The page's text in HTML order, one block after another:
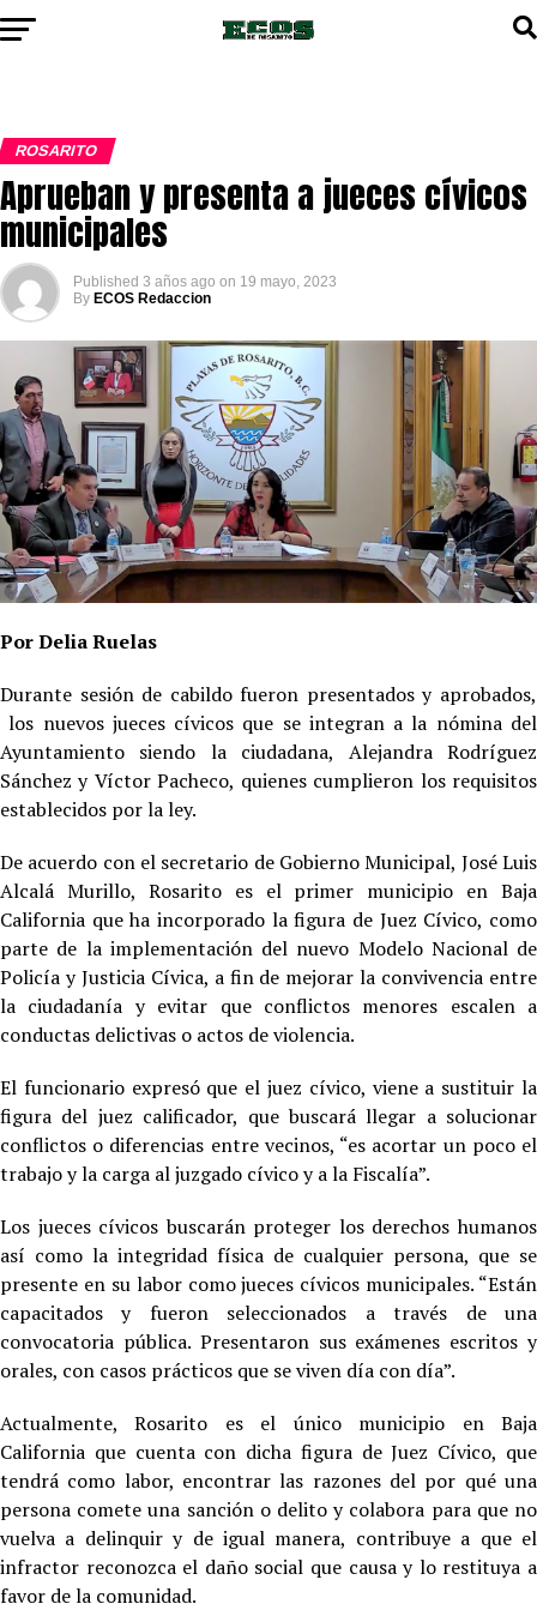
ROSARITO
Aprueban y presenta a jueces cívicos
municipales
Published 3 años ago on 19 mayo, 2023
By ECOS Redaccion
Por Delia Ruelas
Durante sesión de cabildo fueron presentados y aprobados,
los nuevos jueces cívicos que se integran a la nómina del
Ayuntamiento siendo la ciudadana, Alejandra Rodríguez
Sánchez y Víctor Pacheco, quienes cumplieron los requisitos
establecidos por la ley.
De acuerdo con el secretario de Gobierno Municipal, José Luis
Alcalá Murillo, Rosarito es el primer municipio en Baja
California que ha incorporado la figura de Juez Cívico, como
parte de la implementación del nuevo Modelo Nacional de
Policía y Justicia Cívica, a fin de mejorar la convivencia entre
la ciudadanía y evitar que conflictos menores escalen a
conductas delictivas o actos de violencia.
El funcionario expresó que el juez cívico, viene a sustituir la
figura del juez calificador, que buscará llegar a solucionar
conflictos o diferencias entre vecinos, “es acortar un poco el
trabajo y la carga al juzgado cívico y a la Fiscalía”.
Los jueces cívicos buscarán proteger los derechos humanos
así como la integridad física de cualquier persona, que se
presente en su labor como jueces cívicos municipales. “Están
capacitados y fueron seleccionados a través de una
convocatoria pública. Presentaron sus exámenes escritos y
orales, con casos prácticos que se viven día con día”.
Actualmente, Rosarito es el único municipio en Baja
California que cuenta con dicha figura de Juez Cívico, que
tendrá como labor, encontrar las razones del por qué una
persona comete una sanción o delito y colabora para que no
vuelva a delinquir y de igual manera, contribuye a que el
infractor reconozca el daño social que causa y lo restituya a
favor de la comunidad.